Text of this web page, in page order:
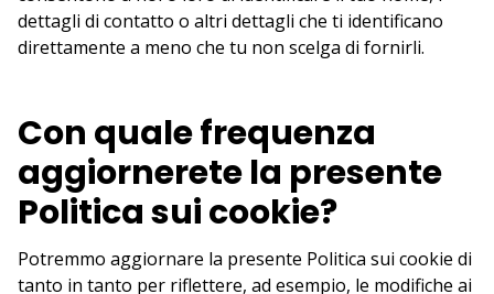
dettagli di contatto o altri dettagli che ti identificano
direttamente a meno che tu non scelga di fornirli.
Con quale frequenza
aggiornerete la presente
Politica sui cookie?
Potremmo aggiornare la presente Politica sui cookie di
tanto in tanto per riflettere, ad esempio, le modifiche ai